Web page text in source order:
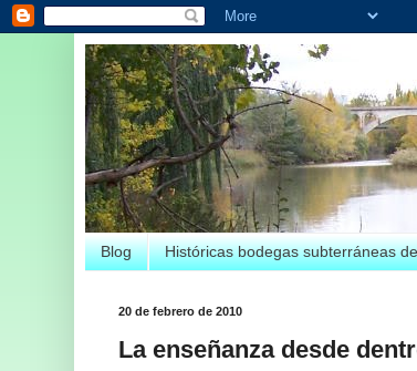
Blog Históricas bodegas subterráneas
20 de febrero de 2010
La enseñanza desde